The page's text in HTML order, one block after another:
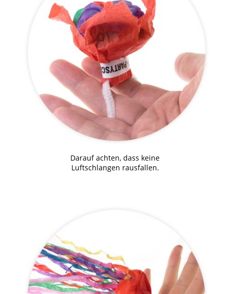
Darauf achten, dass keine
Luftschlangen rausfallen.